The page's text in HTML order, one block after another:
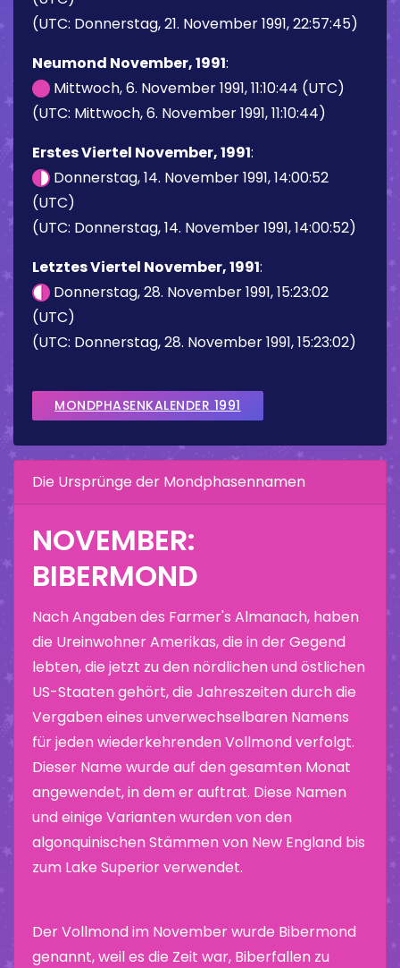
(UTC: Donnerstag, 21. November 1991, 22:57:45)
Neumond November, 1991:
Mittwoch, 6. November 1991, 11:10:44 (UTC)
(UTC: Mittwoch, 6. November 1991, 11:10:44)
Erstes Viertel November, 1991:
Donnerstag, 14. November 1991, 14:00:52
(UTC)
(UTC: Donnerstag, 14. November 1991, 14:00:52)
Letztes Viertel November, 1991:
Donnerstag, 28. November 1991, 15:23:02
(UTC)
(UTC: Donnerstag, 28. November 1991, 15:23:02)
MONDPHASENKALENDER 1991
Die Ursprünge der Mondphasennamen
NOVEMBER:
BIBERMOND
Nach Angaben des Farmer's Almanach, haben
die Ureinwohner Amerikas, die in der Gegend
lebten, die jetzt zu den nördlichen und östlichen
US-Staaten gehört, die Jahreszeiten durch die
Vergaben eines unverwechselbaren Namens
für jeden wiederkehrenden Vollmond verfolgt.
Dieser Name wurde auf den gesamten Monat
angewendet, in dem er auftrat. Diese Namen
und einige Varianten wurden von den
algonquinischen Stämmen von New England bis
zum Lake Superior verwendet.
Der Vollmond im November wurde Bibermond
genannt, weil es die Zeit war, Biberfallen zu